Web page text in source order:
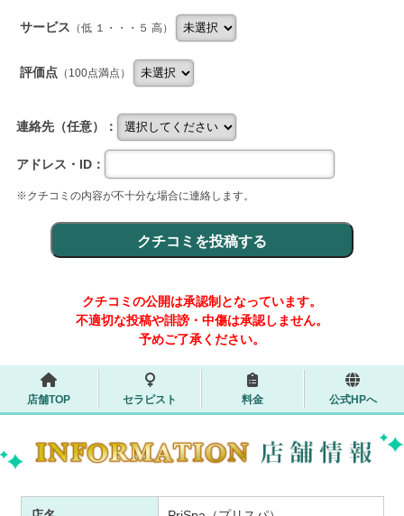
サービス （低 １・・・５ 高）
評価点 （100点満点）
連絡先（任意）：
アドレス・ID：
※クチコミの内容が不十分な場合に連絡します。
クチコミの公開は承認制となっています。
不適切な投稿や誹謗・中傷は承認しません。
予めご了承ください。
店舗TOP セラピスト 料金 公式HPへ